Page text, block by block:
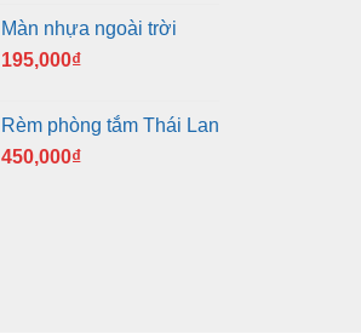
Màn nhựa ngoài trời
195,000₫
Rèm phòng tắm Thái Lan
450,000₫